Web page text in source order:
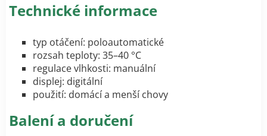
Technické informace
typ otáčení: poloautomatické
rozsah teploty: 35–40 °C
regulace vlhkosti: manuální
displej: digitální
použití: domácí a menší chovy
Balení a doručení